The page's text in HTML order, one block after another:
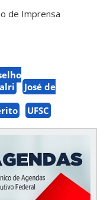
de Imprensa
José de
UFSC